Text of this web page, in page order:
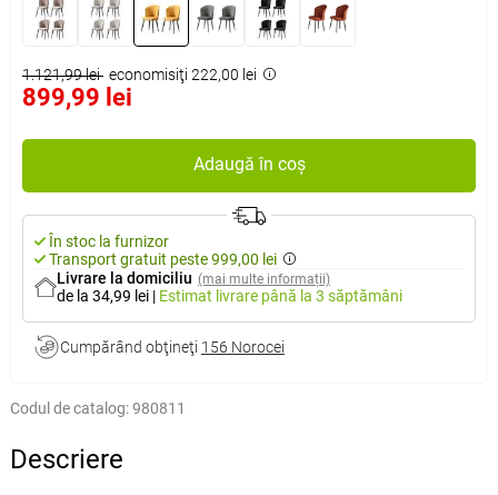
1.121,99 lei economisiţi 222,00 lei
899,99 lei
Adaugă în coș
În stoc la furnizor
Transport gratuit peste 999,00 lei
Livrare la domiciliu (mai multe informații)
de la 34,99 lei | Estimat livrare până la 3 săptămâni
Cumpărând obţineţi 156 Norocei
Codul de catalog:980811
Descriere